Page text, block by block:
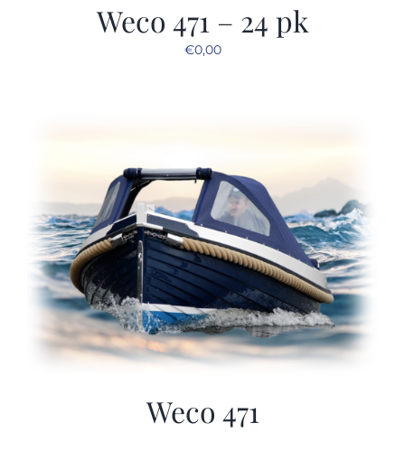
Weco 471 – 24 pk
€0,00
Weco 471